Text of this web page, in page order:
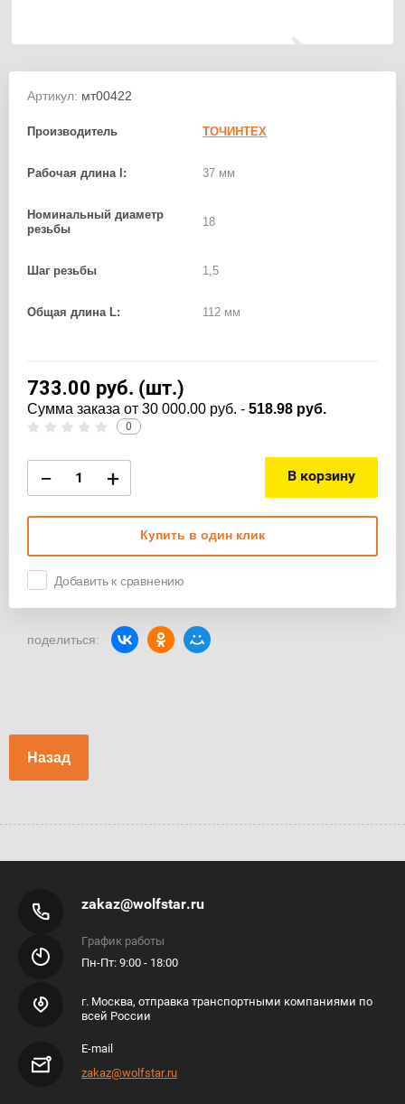
Артикул: мт00422
Производитель ТОЧИНТЕХ
Рабочая длина l: 37 мм
Номинальный диаметр
резьбы
18
Шаг резьбы 1,5
Общая длина L: 112 мм
733.00 руб. (шт.)
Cумма заказа от 30 000.00 руб. - 518.98 руб.
0
− + В корзину
Купить в один клик
Добавить к сравнению
поделиться:
Назад
zakaz@wolfstar.ru
График работы
Пн-Пт: 9:00 - 18:00
г. Москва, отправка транспортными компаниями по
всей России
E-mail
zakaz@wolfstar.ru